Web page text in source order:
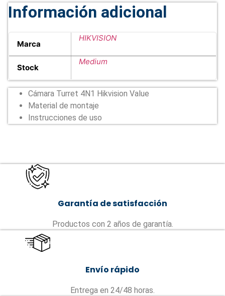
Información adicional
Marca
HIKVISION
Stock
Medium
Cámara Turret 4N1 Hikvision Value
Material de montaje
Instrucciones de uso
Garantía de satisfacción
Productos con 2 años de garantía.
Envío rápido
Entrega en 24/48 horas.